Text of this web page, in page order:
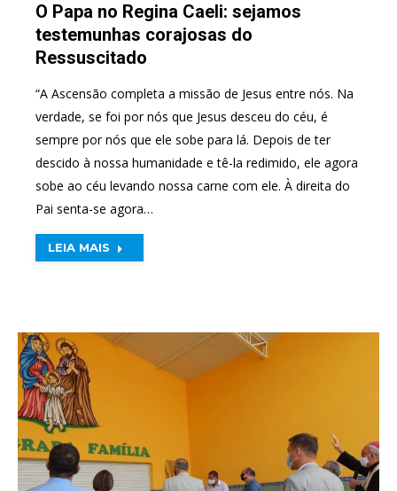
O Papa no Regina Caeli: sejamos
testemunhas corajosas do
Ressuscitado
“A Ascensão completa a missão de Jesus entre nós. Na
verdade, se foi por nós que Jesus desceu do céu, é
sempre por nós que ele sobe para lá. Depois de ter
descido à nossa humanidade e tê-la redimido, ele agora
sobe ao céu levando nossa carne com ele. À direita do
Pai senta-se agora…
LEIA MAIS